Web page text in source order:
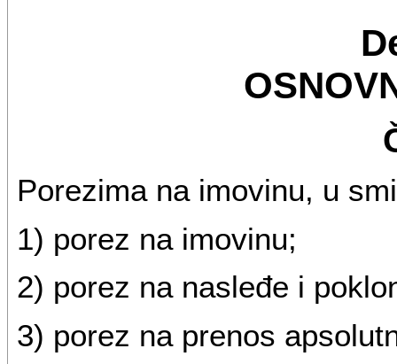
Porezima na imovinu, u
1) porez na imovinu;
2) porez na nasleđe i
3) porez na prenos